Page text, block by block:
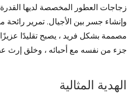
زجاجات العطور المخصصة لديها
وإنشاء جسر بين الأجيال. تمرير
مصممة بشكل فريد ، يصبح تقليدًا
جزء من نفسه مع أحبائه ، وخلق إرث
الهدية المثالية